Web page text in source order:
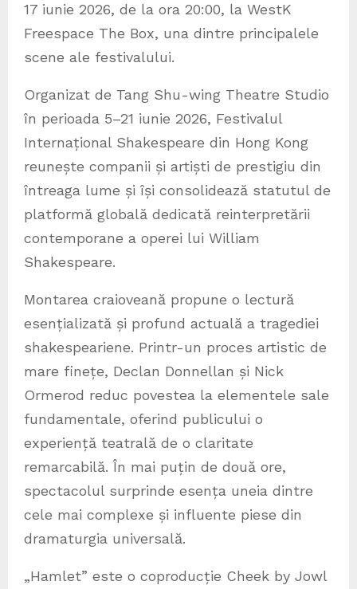
17 iunie 2026, de la ora 20:00, la WestK
Freespace The Box, una dintre principalele
scene ale festivalului.
Organizat de Tang Shu-wing Theatre Studio
în perioada 5–21 iunie 2026, Festivalul
Internațional Shakespeare din Hong Kong
reunește companii și artiști de prestigiu din
întreaga lume și își consolidează statutul de
platformă globală dedicată reinterpretării
contemporane a operei lui William
Shakespeare.
Montarea craioveană propune o lectură
esențializată și profund actuală a tragediei
shakespeariene. Printr-un proces artistic de
mare finețe, Declan Donnellan și Nick
Ormerod reduc povestea la elementele sale
fundamentale, oferind publicului o
experiență teatrală de o claritate
remarcabilă. În mai puțin de două ore,
spectacolul surprinde esența uneia dintre
cele mai complexe și influente piese din
dramaturgia universală.
„Hamlet” este o coproducție Cheek by Jowl